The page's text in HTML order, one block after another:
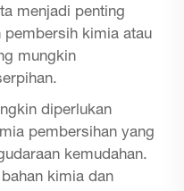
menjadi penting
pembersih kimia atau
mungkin
diperlukan
pembersihan yang
kemudahan.
kimia dan